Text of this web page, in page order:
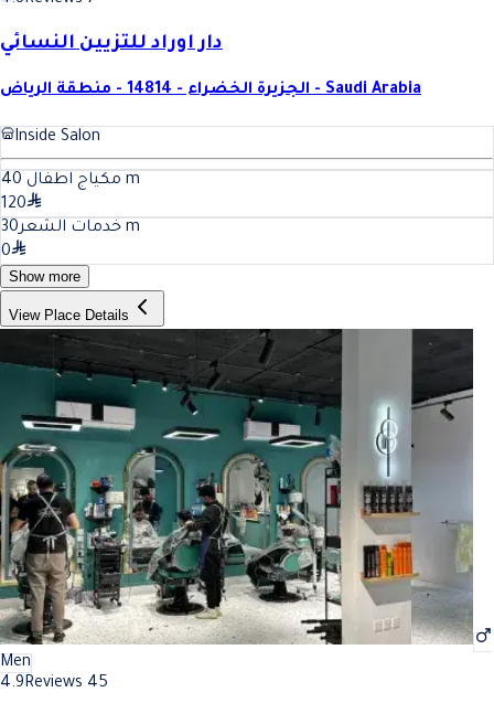
دار اوراد للتزيين النسائي
الجزيرة الخضراء - 14814 - منطقة الرياض - Saudi Arabia
Inside Salon
مكياج اطفال 40
m
120
خدمات الشعر30
m
0
Show more
View Place Details
Men
4.9Reviews 45